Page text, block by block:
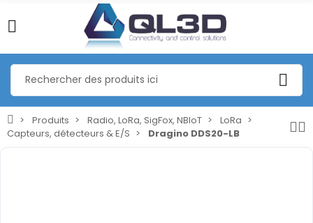
Produits Radio, LoRa, SigFox, NBIoT
LoRa
Capteurs, détecteurs & E/S
Dragino DDS20-LB